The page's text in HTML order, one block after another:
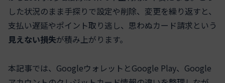
した状況のまま手探りで設定や削除、変更を繰り返すと、
支払い遅延やポイント取り逃し、思わぬカード請求という
見えない損失が積み上がります。
本記事では、GoogleウォレットとGoogle Play、Google